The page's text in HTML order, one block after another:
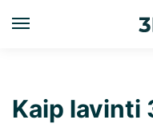
Kaip lavinti